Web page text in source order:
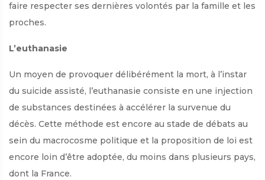
faire respecter ses dernières volontés par la famille et les
proches.
L’euthanasie
Un moyen de provoquer délibérément la mort, à l’instar
du suicide assisté, l’euthanasie consiste en une injection
de substances destinées à accélérer la survenue du
décès. Cette méthode est encore au stade de débats au
sein du macrocosme politique et la proposition de loi est
encore loin d’être adoptée, du moins dans plusieurs pays,
dont la France.